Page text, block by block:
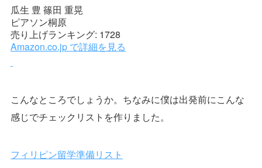
瓜生 豊 篠田 重晃
ピアソン桐原
売り上げランキング: 1728
Amazon.co.jp で詳細を見る
こんなところでしょうか。ちなみに僕は出発前にこんな
感じでチェックリストを作りました。
フィリピン留学準備リスト